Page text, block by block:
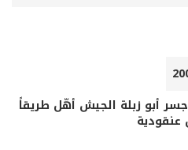
أبو زبلة الجيش أهّل طريقاً
عنقودية